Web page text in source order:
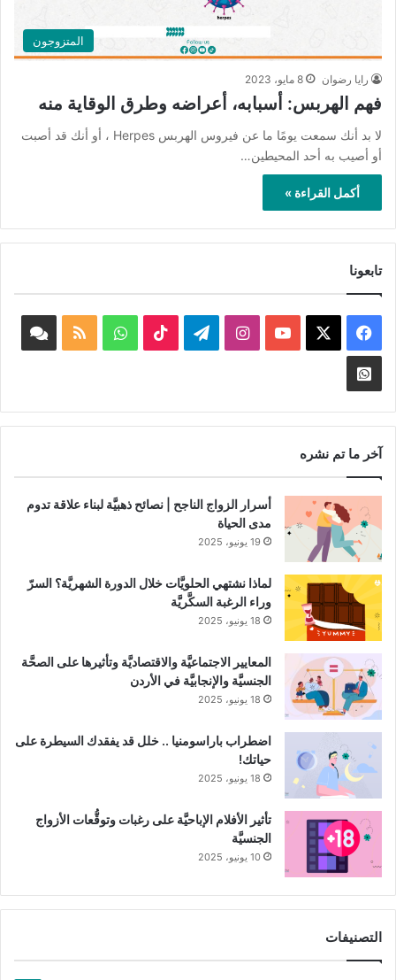
المتزوجون
رايا رضوان 8 مايو، 2023
فهم الهربس: أسبابه، أعراضه وطرق الوقاية منه
لا بد أنك سمعت يومًا ما عن فيروس الهربس Herpes ، أو أنك قد أصبت
أو أصيب به أحد المحيطين…
أكمل القراءة »
تابعونا
فيسبوك ‫YouTubeانستقرامتيلقرام ‫TikTokواتسابملخص
Whatsapp
Channel
آخر ما تم نشره
أسرار الزواج الناجح | نصائح ذهبيَّة لبناء علاقة تدوم
مدى الحياة
19 يونيو، 2025
لماذا نشتهي الحلويَّات خلال الدورة الشهريَّة؟ السرّ
وراء الرغبة السكَّريَّة
18 يونيو، 2025
المعايير الاجتماعيَّة والاقتصاديَّة وتأثيرها على الصحَّة
الجنسيَّة والإنجابيَّة في الأردن
18 يونيو، 2025
اضطراب باراسومنيا .. خلل قد يفقدك السيطرة على
حياتك!
18 يونيو، 2025
تأثير الأفلام الإباحيَّة على رغبات وتوقُّعات الأزواج
الجنسيَّة
10 يونيو، 2025
التصنيفات